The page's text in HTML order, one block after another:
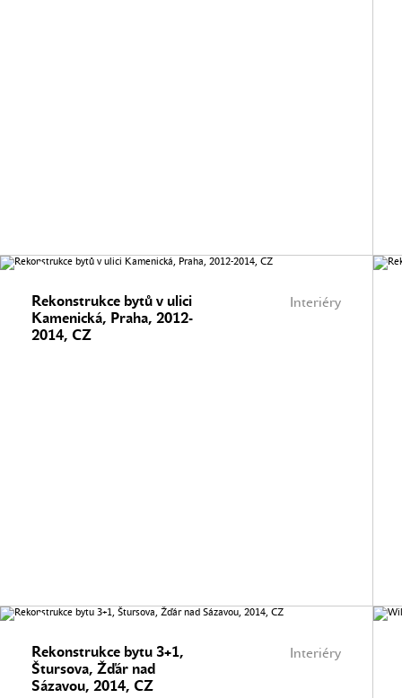
Interiéry
Rekonstrukce bytů v ulici
Kamenická, Praha, 2012-
2014, CZ
Interiéry
Rekonstrukce bytu 3+1,
Štursova, Žďár nad
Sázavou, 2014, CZ